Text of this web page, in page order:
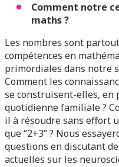
Comment notre
maths ?
Les nombres sont
compétences en
primordiales dans notre
Comment les
se construisent-elles, en
quotidienne familiale ?
il à résoudre sans effort
que “2+3” ? Nous
questions en discutant
actuelles sur les